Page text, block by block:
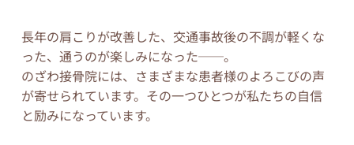
長年の肩こりが改善した、交通事故後の不調が軽くな
った、通うのが楽しみになった──。
のざわ接骨院には、さまざまな患者様のよろこびの声
が寄せられています。その一つひとつが私たちの自信
と励みになっています。